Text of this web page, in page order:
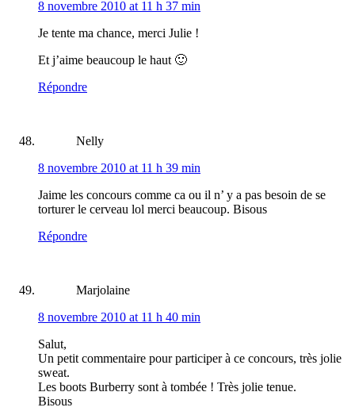
8 novembre 2010 at 11 h 37 min
Je tente ma chance, merci Julie !
Et j’aime beaucoup le haut 🙂
Répondre
Nelly
8 novembre 2010 at 11 h 39 min
Jaime les concours comme ca ou il n’ y a pas besoin de se
torturer le cerveau lol merci beaucoup. Bisous
Répondre
Marjolaine
8 novembre 2010 at 11 h 40 min
Salut,
Un petit commentaire pour participer à ce concours, très jolie
sweat.
Les boots Burberry sont à tombée ! Très jolie tenue.
Bisous